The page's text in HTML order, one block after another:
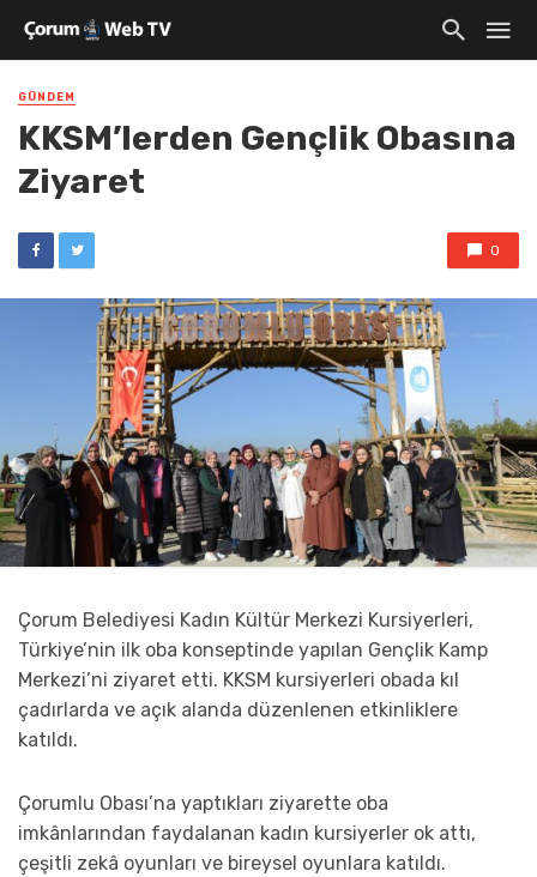
GÜNDEM
KKSM’lerden Gençlik Obasına
Ziyaret
0
Çorum Belediyesi Kadın Kültür Merkezi Kursiyerleri,
Türkiye’nin ilk oba konseptinde yapılan Gençlik Kamp
Merkezi’ni ziyaret etti. KKSM kursiyerleri obada kıl
çadırlarda ve açık alanda düzenlenen etkinliklere
katıldı.
Çorumlu Obası’na yaptıkları ziyarette oba
imkânlarından faydalanan kadın kursiyerler ok attı,
çeşitli zekâ oyunları ve bireysel oyunlara katıldı.